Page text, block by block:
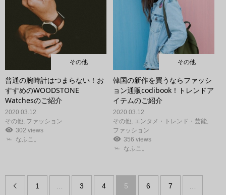
その他
普通の腕時計はつまらない！お
すすめのWOODSTONE
Watchesのご紹介
2020.03.12
その他, ファッション
302 views
なふこ。
その他
韓国の新作を買うならファッシ
ョン通販codibook！トレンドア
イテムのご紹介
2020.03.12
その他, エンタメ・トレンド・芸能,
ファッション
356 views
なふこ。
 1 3 4 5 6 7